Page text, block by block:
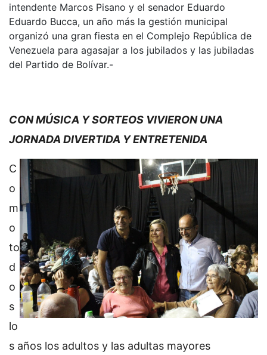
intendente Marcos Pisano y el senador Eduardo
Eduardo Bucca, un año más la gestión municipal
organizó una gran fiesta en el Complejo República de
Venezuela para agasajar a los jubilados y las jubiladas
del Partido de Bolívar.-
CON MÚSICA Y SORTEOS VIVIERON UNA
JORNADA DIVERTIDA Y ENTRETENIDA
C
o
m
o
to
d
o
s
lo
s años los adultos y las adultas mayores